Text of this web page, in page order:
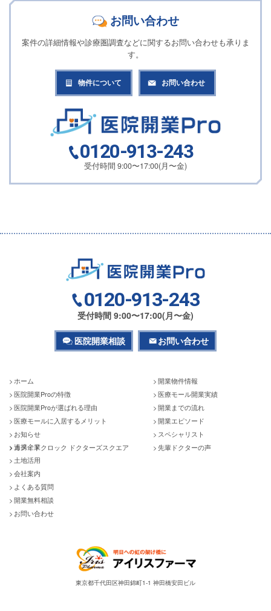
お問い合わせ
案件の詳細情報や診療圏調査などに関するお問い合わせも承りま
す。
物件について お問い合わせ
0120-913-243
受付時間 9:00〜17:00(月〜金)
0120-913-243
受付時間 9:00〜17:00(月〜金)
医院開業相談 お問い合わせ
ホーム
医院開業Proの特徴
医院開業Proが選ばれる理由
医療モールに入居するメリット
お知らせ
カメイドクロック ドクターズスクエア
開業物件情報
医療モール開業実績
開業までの流れ
開業エピソード
スペシャリスト
先輩ドクターの声
連携企業
土地活用
会社案内
よくある質問
開業無料相談
お問い合わせ
東京都千代田区神田錦町1-1 神田橋安田ビル